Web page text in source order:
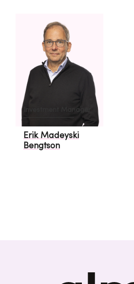
Investment Manager
Erik Madeyski
Bengtson